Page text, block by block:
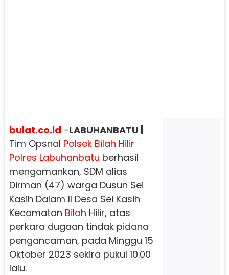
bulat.co.id -LABUHANBATU |
Tim Opsnal Polsek Bilah Hilir
Polres Labuhanbatu berhasil
mengamankan, SDM alias
Dirman (47) warga Dusun Sei
Kasih Dalam II Desa Sei Kasih
Kecamatan Bilah Hilir, atas
perkara dugaan tindak pidana
pengancaman, pada Minggu 15
Oktober 2023 sekira pukul 10.00
lalu.